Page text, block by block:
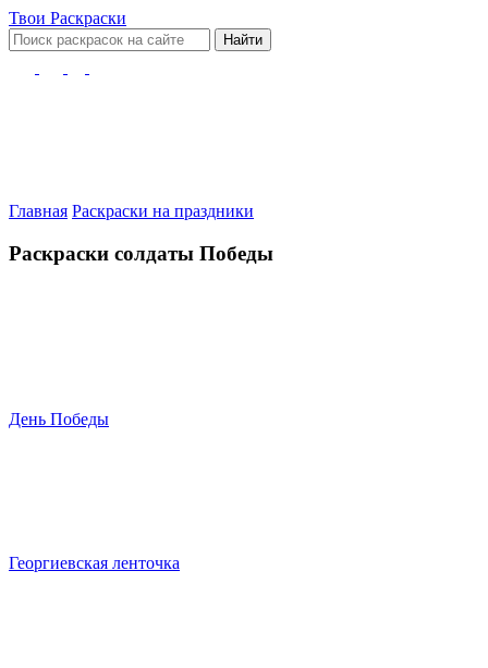
Твои Раскраски
Найти
Главная Раскраски на праздники
Раскраски солдаты Победы
День Победы
Георгиевская ленточка